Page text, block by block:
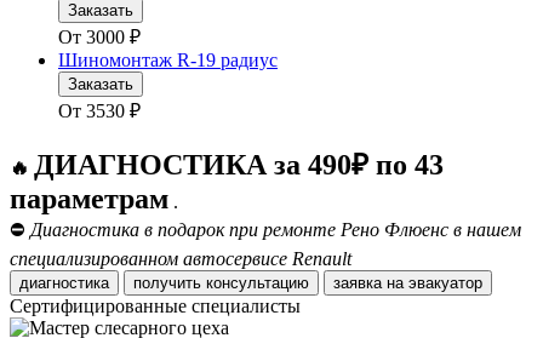
Заказать
От 3000 ₽
Шиномонтаж R-19 радиус
Заказать
От 3530 ₽
🔥 ДИАГНОСТИКА за 490₽ по 43
параметрам .
⛔ Диагностика в подарок при ремонте Рено Флюенс в нашем
специализированном автосервисе Renault
диагностика получить консультацию заявка на эвакуатор
Сертифицированные специалисты